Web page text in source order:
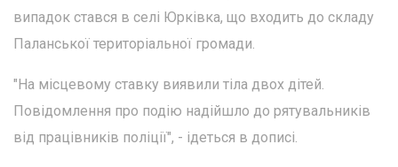
випадок стався в селі Юрківка, що входить до складу
Паланської територіальної громади.
"На місцевому ставку виявили тіла двох дітей.
Повідомлення про подію надійшло до рятувальників
від працівників поліції", - ідеться в дописі.